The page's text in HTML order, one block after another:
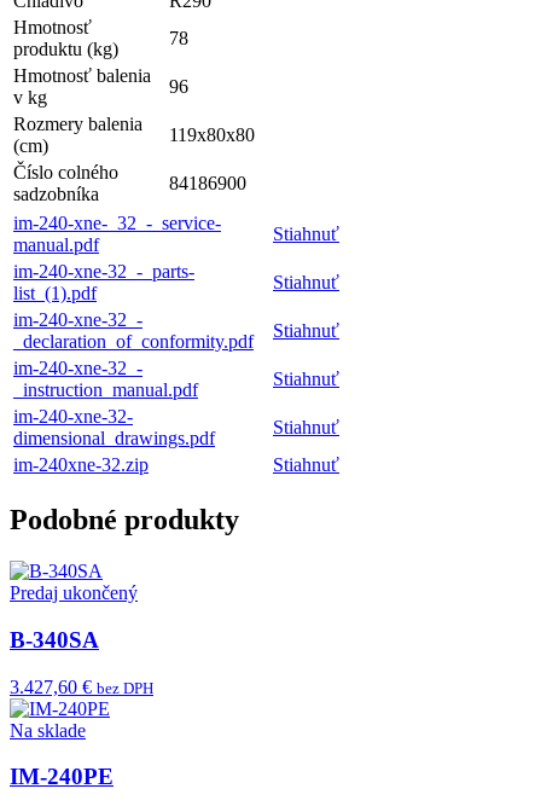
Hmotnosť
produktu (kg)
78
Hmotnosť balenia
v kg
96
Rozmery balenia
(cm)
119x80x80
Číslo colného
sadzobníka
84186900
im-240-xne-_32_-_service-
manual.pdf
Stiahnuť
im-240-xne-32_-_parts-
list_(1).pdf
Stiahnuť
im-240-xne-32_-
_declaration_of_conformity.pdf
Stiahnuť
im-240-xne-32_-
_instruction_manual.pdf
Stiahnuť
im-240-xne-32-
dimensional_drawings.pdf
Stiahnuť
im-240xne-32.zip
Stiahnuť
Podobné produkty
Predaj ukončený
B-340SA
3.427,60 € bez DPH
Na sklade
IM-240PE